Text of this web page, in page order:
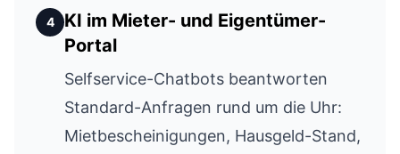
4
KI im Mieter- und Eigentümer-
Portal
Selfservice-Chatbots beantworten
Standard-Anfragen rund um die Uhr:
Mietbescheinigungen, Hausgeld-Stand,